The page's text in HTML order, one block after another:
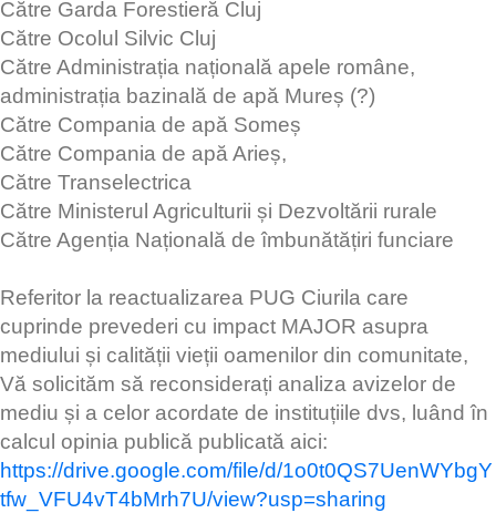
Către Garda Forestieră Cluj
Către Ocolul Silvic Cluj
Către Administrația națională apele române,
administrația bazinală de apă Mureș (?)
Către Compania de apă Someș
Către Compania de apă Arieș,
Către Transelectrica
Către Ministerul Agriculturii și Dezvoltării rurale
Către Agenția Națională de îmbunătățiri funciare
Referitor la reactualizarea PUG Ciurila care
cuprinde prevederi cu impact MAJOR asupra
mediului și calității vieții oamenilor din comunitate,
Vă solicităm să reconsiderați analiza avizelor de
mediu și a celor acordate de instituțiile dvs, luând în
calcul opinia publică publicată aici:
https://drive.google.com/file/d/1o0t0QS7UenWYbgY
tfw_VFU4vT4bMrh7U/view?usp=sharing